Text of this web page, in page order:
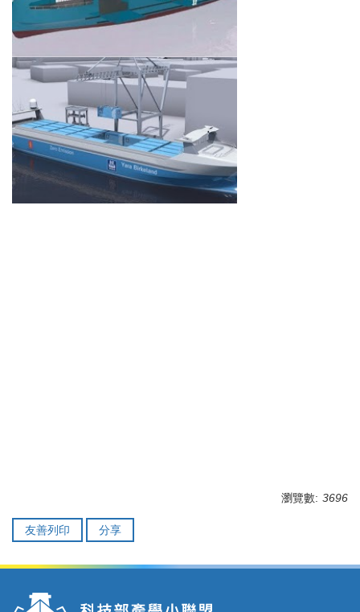
瀏覽數: 3696
友善列印 分享